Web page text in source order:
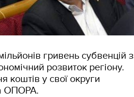
гривень субвенцій з
розвиток регіону.
коштів у свої округи
ОПОРА.